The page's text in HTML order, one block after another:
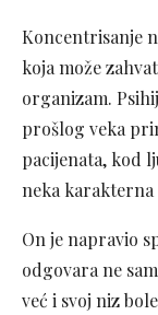
Koncentrisanje
koja može
organizam.
prošlog veka
pacijenata, kod
neka karakterna
On je napravio
odgovara ne
već i svoj niz